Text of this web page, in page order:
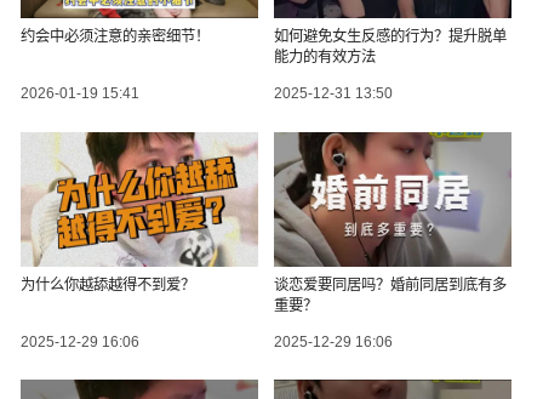
约会中必须注意的亲密细节！
2026-01-19 15:41
如何避免女生反感的行为？提升脱单
能力的有效方法
2025-12-31 13:50
为什么你越舔越得不到爱？
2025-12-29 16:06
谈恋爱要同居吗？婚前同居到底有多
重要？
2025-12-29 16:06